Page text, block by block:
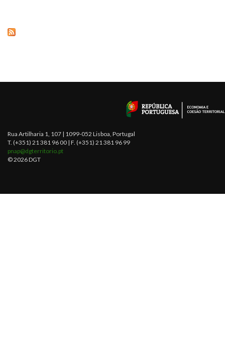
Rua Artilharia 1, 107 | 1099-052 Lisboa, Portugal
T. (+351) 21 381 96 00 | F. (+351) 21 381 96 99
pnap@dgterritorio.pt
© 2026 DGT